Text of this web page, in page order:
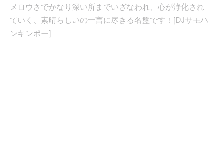
メロウさでかなり深い所までいざなわれ、心が浄化され
ていく、素晴らしいの一言に尽きる名盤です！[DJサモハ
ンキンポー]